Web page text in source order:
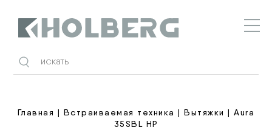
Главная | Встраиваемая техника |Вытяжки | Aura
35SBL HP